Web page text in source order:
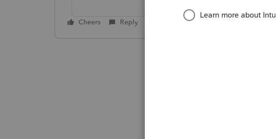
Cheers Reply